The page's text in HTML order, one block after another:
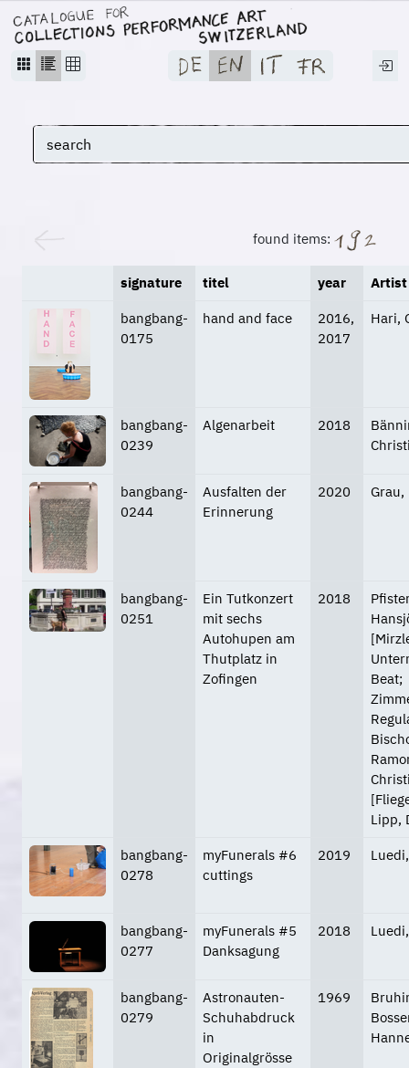
found items:
signature titel year Artist
bangbang-
0175
hand and face
2016,
2017
Hari,
bangbang-
0239
Algenarbeit 2018
bangbang-
0244
Ausfalten der
Erinnerung
2020 Grau,
bangbang-
0251
Ein Tutkonzert
mit sechs
Autohupen am
Thutplatz in
Zofingen
2018
Beat;
Lipp,
bangbang-
0278
myFunerals #6
cuttings
2019
bangbang-
0277
myFunerals #5
Danksagung
2018
bangbang-
0279
Astronauten-
Schuhabdruck
in
Originalgrösse
1969